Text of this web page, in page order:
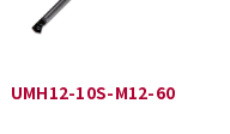
UMH12-10S-M12-60